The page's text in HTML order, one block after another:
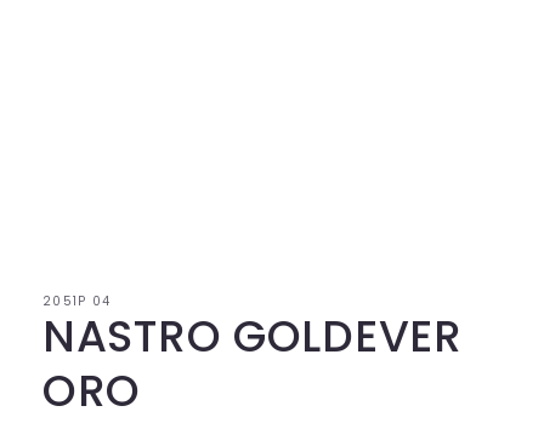
finestra
modale
2051P 04
NASTRO GOLDEVER
ORO